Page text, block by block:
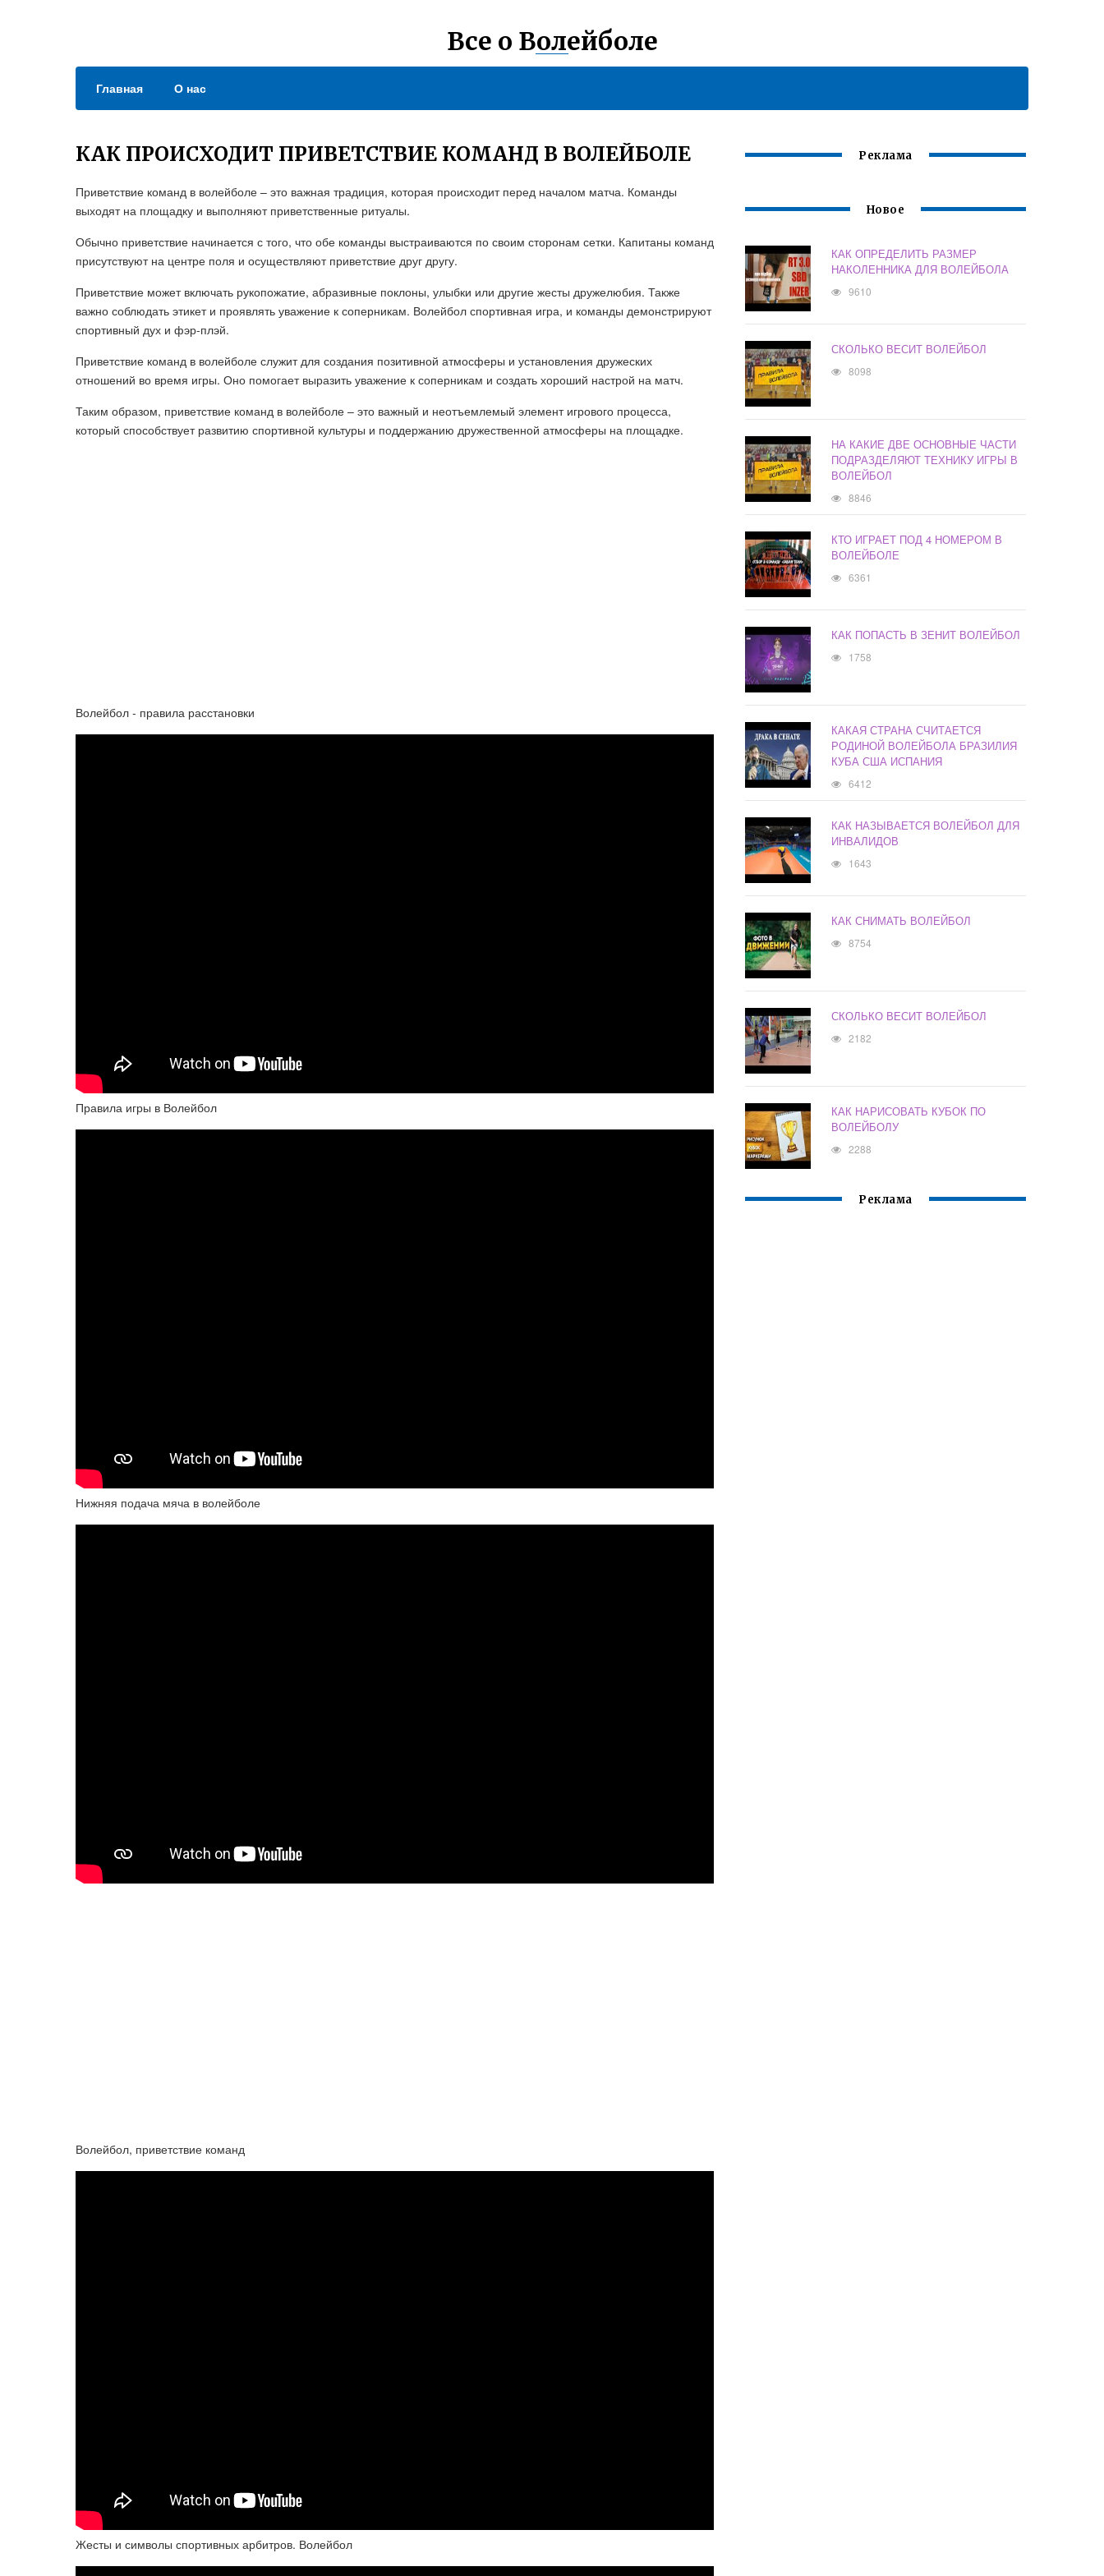
Все о Волейболе
Главная О нас
КАК ПРОИСХОДИТ ПРИВЕТСТВИЕ КОМАНД В ВОЛЕЙБОЛЕ
Приветствие команд в волейболе – это важная традиция, которая происходит перед началом матча. Команды
выходят на площадку и выполняют приветственные ритуалы.
Обычно приветствие начинается с того, что обе команды выстраиваются по своим сторонам сетки. Капитаны команд
присутствуют на центре поля и осуществляют приветствие друг другу.
Приветствие может включать рукопожатие, абразивные поклоны, улыбки или другие жесты дружелюбия. Также
важно соблюдать этикет и проявлять уважение к соперникам. Волейбол спортивная игра, и команды демонстрируют
спортивный дух и фэр-плэй.
Приветствие команд в волейболе служит для создания позитивной атмосферы и установления дружеских
отношений во время игры. Оно помогает выразить уважение к соперникам и создать хороший настрой на матч.
Таким образом, приветствие команд в волейболе – это важный и неотъемлемый элемент игрового процесса,
который способствует развитию спортивной культуры и поддержанию дружественной атмосферы на площадке.
Волейбол - правила расстановки
Правила игры в Волейбол
Нижняя подача мяча в волейболе
Волейбол, приветствие команд
Жесты и символы спортивных арбитров. Волейбол
Реклама
Новое
КАК ОПРЕДЕЛИТЬ РАЗМЕР
НАКОЛЕННИКА ДЛЯ ВОЛЕЙБОЛА
9610
СКОЛЬКО ВЕСИТ ВОЛЕЙБОЛ
8098
НА КАКИЕ ДВЕ ОСНОВНЫЕ ЧАСТИ
ПОДРАЗДЕЛЯЮТ ТЕХНИКУ ИГРЫ В
ВОЛЕЙБОЛ
8846
КТО ИГРАЕТ ПОД 4 НОМЕРОМ В
ВОЛЕЙБОЛЕ
6361
КАК ПОПАСТЬ В ЗЕНИТ ВОЛЕЙБОЛ
1758
КАКАЯ СТРАНА СЧИТАЕТСЯ
РОДИНОЙ ВОЛЕЙБОЛА БРАЗИЛИЯ
КУБА США ИСПАНИЯ
6412
КАК НАЗЫВАЕТСЯ ВОЛЕЙБОЛ ДЛЯ
ИНВАЛИДОВ
1643
КАК СНИМАТЬ ВОЛЕЙБОЛ
8754
СКОЛЬКО ВЕСИТ ВОЛЕЙБОЛ
2182
КАК НАРИСОВАТЬ КУБОК ПО
ВОЛЕЙБОЛУ
2288
Реклама